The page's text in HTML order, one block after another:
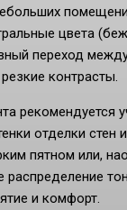
цвета
переход
контрасты.
рекомендуется
отделки стен
пятном или,
и комфорт.